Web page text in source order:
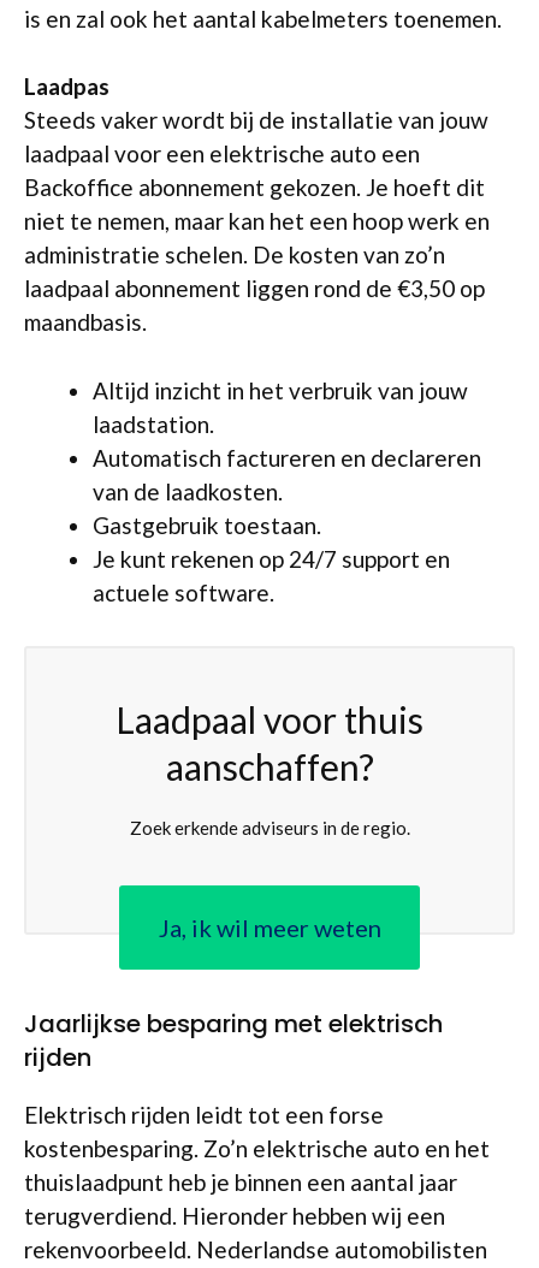
is en zal ook het aantal kabelmeters toenemen.
Laadpas
Steeds vaker wordt bij de installatie van jouw
laadpaal voor een elektrische auto een
Backoffice abonnement gekozen. Je hoeft dit
niet te nemen, maar kan het een hoop werk en
administratie schelen. De kosten van zo’n
laadpaal abonnement liggen rond de €3,50 op
maandbasis.
Altijd inzicht in het verbruik van jouw
laadstation.
Automatisch factureren en declareren
van de laadkosten.
Gastgebruik toestaan.
Je kunt rekenen op 24/7 support en
actuele software.
Laadpaal voor thuis
aanschaffen?
Zoek erkende adviseurs in de regio.
Ja, ik wil meer weten
Jaarlijkse besparing met elektrisch
rijden
Elektrisch rijden leidt tot een forse
kostenbesparing. Zo’n elektrische auto en het
thuislaadpunt heb je binnen een aantal jaar
terugverdiend. Hieronder hebben wij een
rekenvoorbeeld. Nederlandse automobilisten